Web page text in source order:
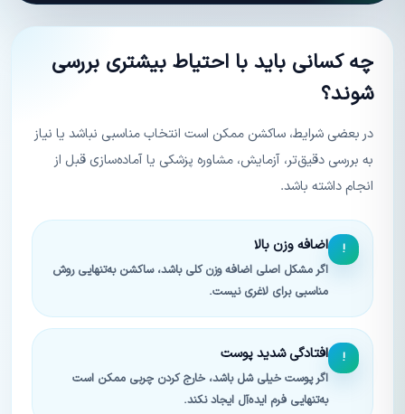
چه کسانی باید با احتیاط بیشتری بررسی
شوند؟
در بعضی شرایط، ساکشن ممکن است انتخاب مناسبی نباشد یا نیاز
به بررسی دقیق‌تر، آزمایش، مشاوره پزشکی یا آماده‌سازی قبل از
انجام داشته باشد.
! اضافه وزن بالا
اگر مشکل اصلی اضافه وزن کلی باشد، ساکشن به‌تنهایی روش
مناسبی برای لاغری نیست.
! افتادگی شدید پوست
اگر پوست خیلی شل باشد، خارج کردن چربی ممکن است
به‌تنهایی فرم ایده‌آل ایجاد نکند.